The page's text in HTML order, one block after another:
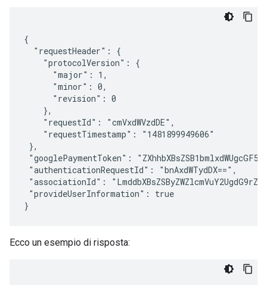
{
  "requestHeader": {
    "protocolVersion": {
      "major": 1,
      "minor": 0,
      "revision": 0
    },
    "requestId": "cmVxdWVzdDE",
    "requestTimestamp": "1481899949606"
},
"googlePaymentToken":
"authenticationRequestId": "bnAxdWTydDX==",
"associationId":
"provideUserInformation": true
Ecco un esempio di risposta: